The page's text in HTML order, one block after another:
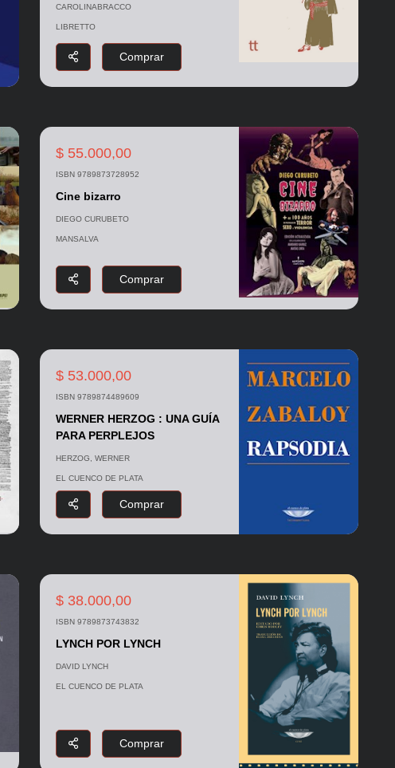
CAROLINABRACCO
LIBRETTO
Comprar
$ 55.000,00
ISBN 9789873728952
Cine bizarro
DIEGO CURUBETO
MANSALVA
Comprar
$ 53.000,00
ISBN 9789874489609
WERNER HERZOG : UNA GUÍA
PARA PERPLEJOS
HERZOG, WERNER
EL CUENCO DE PLATA
Comprar
$ 38.000,00
ISBN 9789873743832
LYNCH POR LYNCH
DAVID LYNCH
EL CUENCO DE PLATA
Comprar